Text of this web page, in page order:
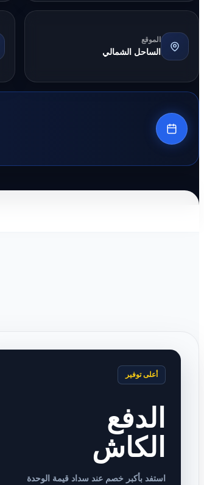
الموقع
الساحل الشمالي
أعلى توفير
الدفع
الكاش
استفد بأكبر خصم عند سداد قيمة الوحدة